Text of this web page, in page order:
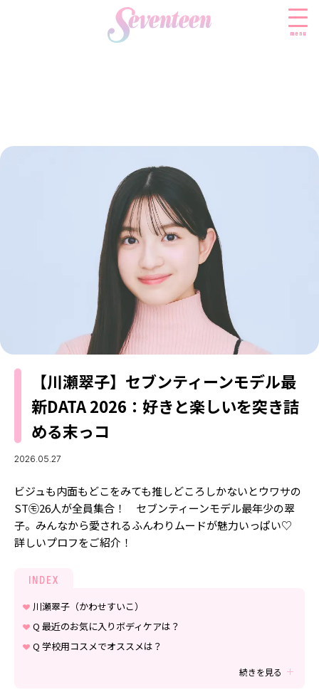
menu
FASHION
ファッションニュース
ビューティニュース
トレンドメイク
ヘアアレンジ・ヘアケア
スクールニュース
学校ヘアメイク
勉強・受験・進路
ENTERTAINMENT
エンタメニュース
LIFESTYLE
ライフスタイルニュース
JKランキング・アワード
モデルの購入品
おでかけ
お悩み相談
JKトレンドニュース
MODEL'S BLOG
TikTok
Instagram
YouTube
ゲッターズ飯田
MISS SEVENTEEN
ミスセブンティーンニュース
MAGAZINE
Seventeen
Follow us
【川瀬翠子】セブンティーンモデル最
新DATA 2026：好きと楽しいを突き詰
める末っコ
2026.05.27
ビジュも内面もどこをみても推しどころしかないとウワサの
ST㋲26人が全員集合！ セブンティーンモデル最年少の翠
子。みんなから愛されるふんわりムードが魅力いっぱい♡
詳しいプロフをご紹介！
INDEX
川瀬翠子（かわせすいこ）
Q 最近のお気に入りボディケアは？
Q 学校用コスメでオススメは？
続きを見る